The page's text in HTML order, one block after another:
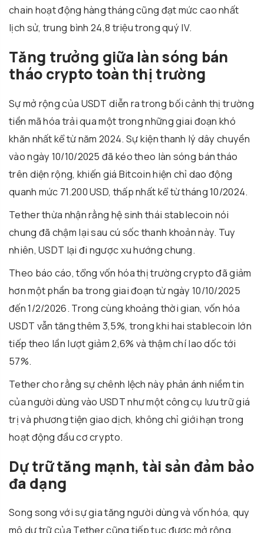
chain hoạt động hàng tháng cũng đạt mức cao nhất
lịch sử, trung bình 24,8 triệu trong quý IV.
Tăng trưởng giữa làn sóng bán
tháo crypto toàn thị trường
Sự mở rộng của USDT diễn ra trong bối cảnh thị trường
tiền mã hóa trải qua một trong những giai đoạn khó
khăn nhất kể từ năm 2024. Sự kiện thanh lý dây chuyền
vào ngày 10/10/2025 đã kéo theo làn sóng bán tháo
trên diện rộng, khiến giá Bitcoin hiện chỉ dao động
quanh mức 71.200 USD, thấp nhất kể từ tháng 10/2024.
Tether thừa nhận rằng hệ sinh thái stablecoin nói
chung đã chậm lại sau cú sốc thanh khoản này. Tuy
nhiên, USDT lại đi ngược xu hướng chung.
Theo báo cáo, tổng vốn hóa thị trường crypto đã giảm
hơn một phần ba trong giai đoạn từ ngày 10/10/2025
đến 1/2/2026. Trong cùng khoảng thời gian, vốn hóa
USDT vẫn tăng thêm 3,5%, trong khi hai stablecoin lớn
tiếp theo lần lượt giảm 2,6% và thậm chí lao dốc tới
57%.
Tether cho rằng sự chênh lệch này phản ánh niềm tin
của người dùng vào USDT như một công cụ lưu trữ giá
trị và phương tiện giao dịch, không chỉ giới hạn trong
hoạt động đầu cơ crypto.
Dự trữ tăng mạnh, tài sản đảm bảo
đa dạng
Song song với sự gia tăng người dùng và vốn hóa, quy
mô dự trữ của Tether cũng tiếp tục được mở rộng.